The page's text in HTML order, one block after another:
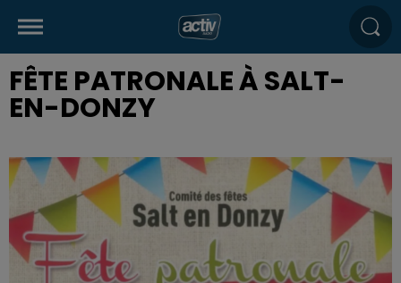
FÊTE PATRONALE À SALT-
EN-DONZY